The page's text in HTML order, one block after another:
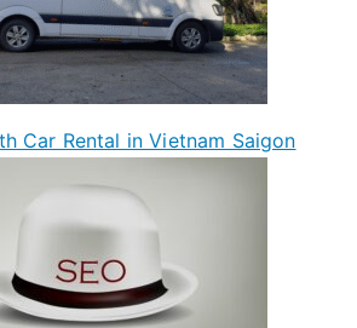
Car Rental in Vietnam Saigon